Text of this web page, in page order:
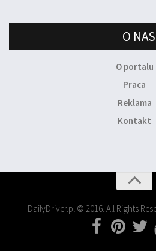
O NAS
O portalu
Praca
Reklama
Kontakt
DailyDriver.pl © 2016. All Rights